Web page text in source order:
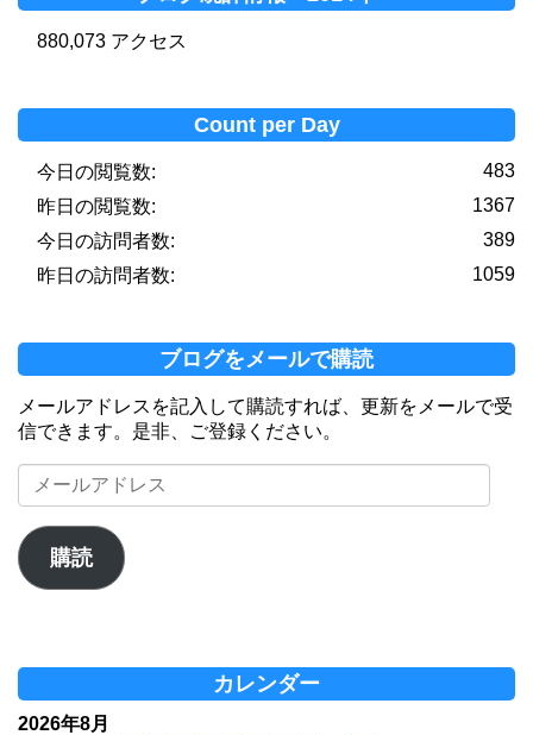
880,073 アクセス
Count per Day
483
今日の閲覧数:
1367
昨日の閲覧数:
389
今日の訪問者数:
1059
昨日の訪問者数:
ブログをメールで購読
メールアドレスを記入して購読すれば、更新をメールで受
信できます。是非、ご登録ください。
メ
ー
ア
ド
購読
カレンダー
2026年8月